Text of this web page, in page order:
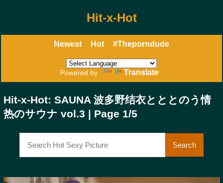
Hit-x-Hot
Newest Hot #Theporndude
Powered by Translate
Hit-x-Hot: SAUNA 波多野结衣とととのう情
热のサウナ vol.3 | Page 1/5
Search